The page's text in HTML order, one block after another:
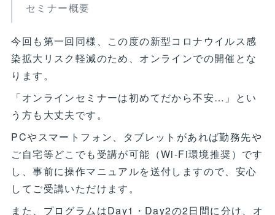
セミナー概要
今回も第一回同様、この度の新型コロナウイルス感
染拡大リスク軽減のため、オンラインでの開催とな
ります。
「オンラインセミナーは初めてだから不安…」とい
う方も大丈夫です。
PCやスマートフォン、タブレットがあれば勤務先や
ご自宅等どこでも受講が可能（Wi-Fi環境推奨）です
し、事前に操作マニュアルを送付しますので、安心
してご受講いただけます。
また、プログラムはDay1・Day2の2日間に分け、オ